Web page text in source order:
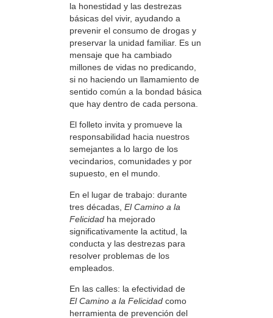
la honestidad y las destrezas
básicas del vivir, ayudando a
prevenir el consumo de drogas y
preservar la unidad familiar. Es un
mensaje que ha cambiado
millones de vidas no predicando,
si no haciendo un llamamiento de
sentido común a la bondad básica
que hay dentro de cada persona.
El folleto invita y promueve la
responsabilidad hacia nuestros
semejantes a lo largo de los
vecindarios, comunidades y por
supuesto, en el mundo.
En el lugar de trabajo: durante
tres décadas, El Camino a la
Felicidad ha mejorado
significativamente la actitud, la
conducta y las destrezas para
resolver problemas de los
empleados.
En las calles: la efectividad de
El Camino a la Felicidad como
herramienta de prevención del